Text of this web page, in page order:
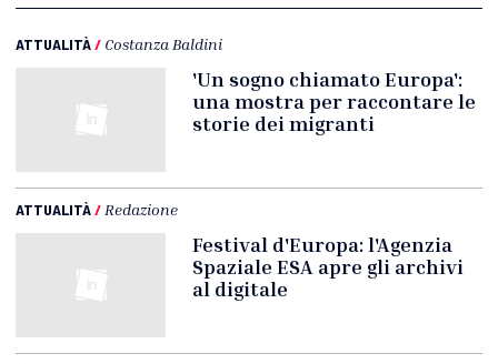
ATTUALITÀ/ Costanza Baldini
'Un sogno chiamato Europa':
una mostra per raccontare le
storie dei migranti
ATTUALITÀ/ Redazione
Festival d'Europa: l'Agenzia
Spaziale ESA apre gli archivi
al digitale